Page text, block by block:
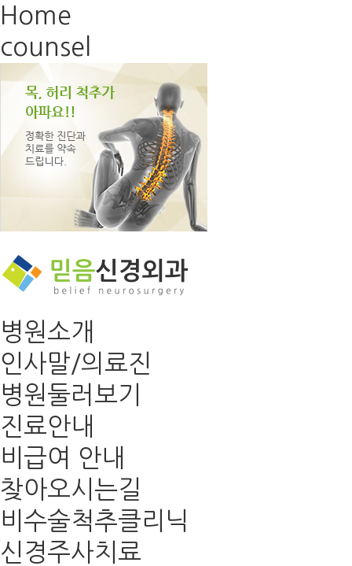
Home
counsel
병원소개
인사말/의료진
병원둘러보기
진료안내
비급여 안내
찾아오시는길
비수술척추클리닉
신경주사치료